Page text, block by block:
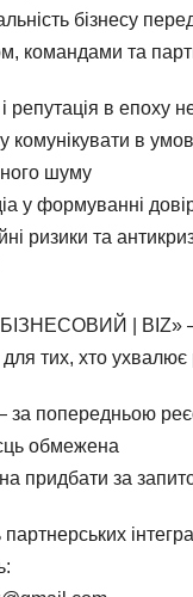
бізнесу
командами та
репутація в епоху
комунікувати в
шуму
у формуванні
ризики та
| BIZ»
тих, хто ухвалює
за попередньою
обмежена
придбати за